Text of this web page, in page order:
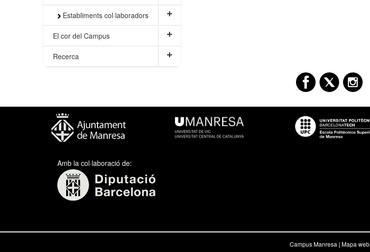
Establiments col·laboradors +
El cor del Campus +
Recerca +
Amb la col·laboració de:
Campus Manresa | Mapa web